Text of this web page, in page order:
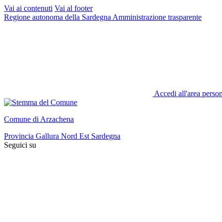
Vai ai contenuti Vai al footer
Regione autonoma della Sardegna Amministrazione trasparente
Accedi all'area
Comune di Arzachena
Provincia Gallura Nord Est Sardegna
Seguici su